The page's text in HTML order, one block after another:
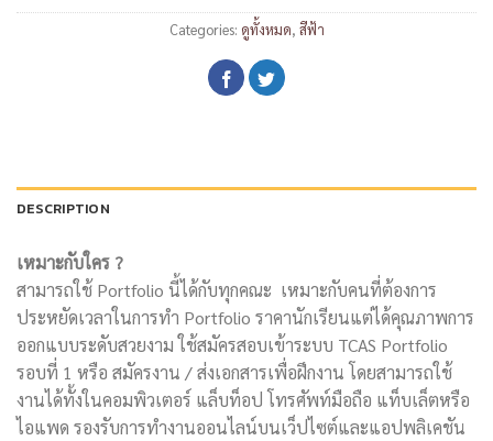
Categories: ดูทั้งหมด, สีฟ้า
DESCRIPTION
เหมาะกับใคร ?
สามารถใช้ Portfolio นี้ได้กับทุกคณะ เหมาะกับคนที่ต้องการ
ประหยัดเวลาในการทำ Portfolio ราคานักเรียนแต่ได้คุณภาพการ
ออกแบบระดับสวยงาม ใช้สมัครสอบเข้าระบบ TCAS Portfolio
รอบที่ 1 หรือ สมัครงาน / ส่งเอกสารเพื่อฝึกงาน โดยสามารถใช้
งานได้ทั้งในคอมพิวเตอร์ แล็บท็อป โทรศัพท์มือถือ แท็บเล็ตหรือ
ไอแพด รองรับการทำงานออนไลน์บนเว็ปไซต์และแอปพลิเคชัน